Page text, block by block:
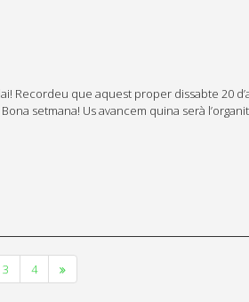
Recordeu que aquest proper dissabte 20
setmana! Us avancem quina serà
3 4